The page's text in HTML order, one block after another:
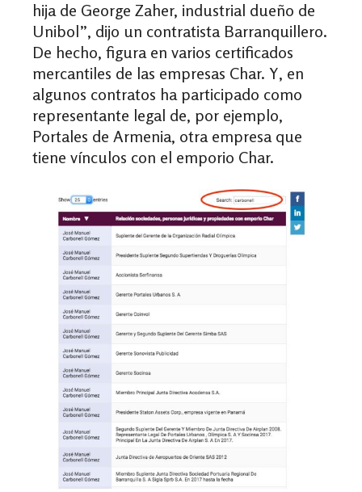
hija de George Zaher, industrial dueño de
Unibol”, dijo un contratista Barranquillero.
De hecho, figura en varios certificados
mercantiles de las empresas Char. Y, en
algunos contratos ha participado como
representante legal de, por ejemplo,
Portales de Armenia, otra empresa que
tiene vínculos con el emporio Char.